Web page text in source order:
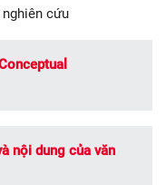
cứu
nội dung của văn